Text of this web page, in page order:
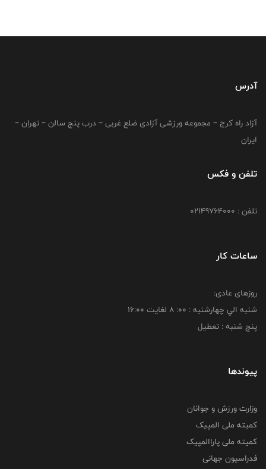
آدرس
آزاد راه کرج – مجموعه ورزشی آزادی ضلع غربی – درب پنج سالن – تهران –
ایران
تلفن و فکس
تلفن : 02149764000
ساعات کار
روزهای عادی:
شنبه الي چهارشنبه : 00: 8 لغايت 16:00
پنج شنبه : تعطیل
پیوندها
وزارت ورزش و جوانان
کمیته ملی المپیک
کمیته ملی پاراالمپیک
فدراسیون جهانی